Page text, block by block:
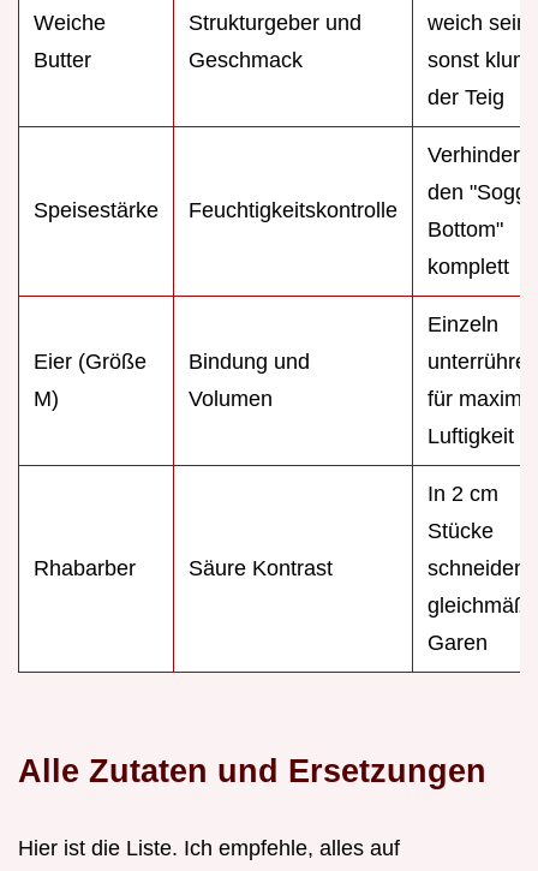
Weiche
Butter
Strukturgeber und
Geschmack
weich sein,
sonst
der Teig
Speisestärke Feuchtigkeitskontrolle
Verhindert
den "Soggy
Bottom"
komplett
Eier (Größe
M)
Bindung und
Volumen
Einzeln
unterrühren
für
Luftigkeit
Rhabarber Säure Kontrast
In 2 cm
Stücke
schneiden
Garen
Alle Zutaten und Ersetzungen
Hier ist die Liste. Ich empfehle, alles auf